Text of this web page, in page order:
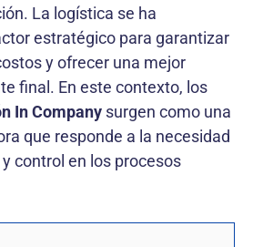
La logística se ha
estratégico para garantizar
y ofrecer una mejor
final. En este contexto, los
In Company surgen como una
que responde a la necesidad
control en los procesos